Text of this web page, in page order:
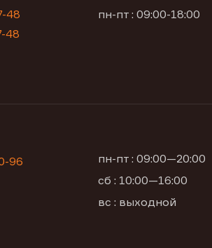
48
48
пн-пт : 09:00-18:00
96
пн-пт : 09:00—20:00
сб : 10:00—16:00
вс : выходной